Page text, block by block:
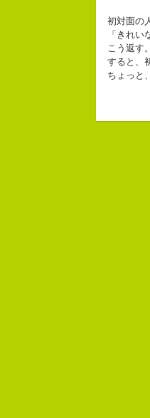
初対面の
「きれい
こう返す
すると、
ちょっと